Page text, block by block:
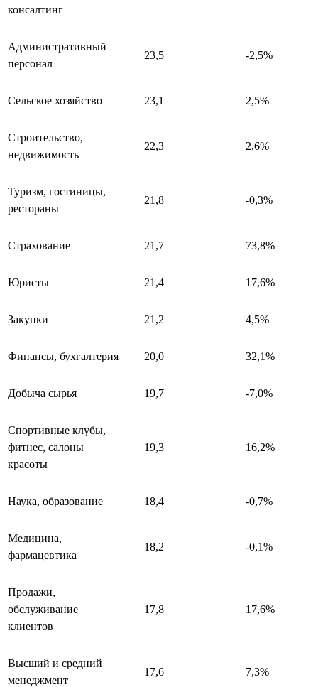
консалтинг
Административный
персонал
23,5 -2,5%
Сельское хозяйство 23,1 2,5%
Строительство,
недвижимость
22,3 2,6%
Туризм, гостиницы,
рестораны
21,8 -0,3%
Страхование 21,7 73,8%
Юристы 21,4 17,6%
Закупки 21,2 4,5%
Финансы, бухгалтерия 20,0 32,1%
Добыча сырья 19,7 -7,0%
Спортивные клубы,
фитнес, салоны
красоты
19,3 16,2%
Наука, образование 18,4 -0,7%
Медицина,
фармацевтика
18,2 -0,1%
Продажи,
обслуживание
клиентов
17,8 17,6%
Высший и средний
менеджмент
17,6 7,3%